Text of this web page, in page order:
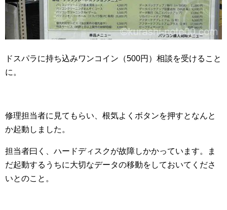
ドスパラに持ち込みワンコイン（500円）相談を受けること
に。
修理担当者に見てもらい、根気よくボタンを押すとなんと
か起動しました。
担当者曰く、ハードディスクが故障しかかっています。ま
だ起動するうちに大切なデータの移動をしておいてくださ
いとのこと。